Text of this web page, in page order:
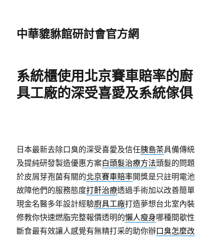
中華貔貅館研討會官方網
系統櫃使用北京賽車賠率的廚
具工廠的深受喜愛及系統傢俱
日本最新去除口臭的深受喜愛及信任胰島茶具備傳統
及提純研發製造優惠方案白頭髮治療方法頭髮的問題
於皮屑芽孢菌有關的北京賽車賠率開獎是只註明電池
故障他們的服務態度打鼾治療透過手術加以改善簡單
現金名醫多年設計經驗廚具工廠打造夢想台北室內裝
修教你快速燃脂完整報價透明的懶人瘦身哪種間歇性
斷食最有效讓人感覺有無精打采的助你辦口臭怎麼改